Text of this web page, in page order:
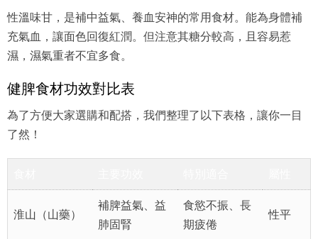
性溫味甘，是補中益氣、養血安神的常用食材。能為身體補
充氣血，讓面色回復紅潤。但注意其糖分較高，且容易惹
濕，濕氣重者不宜多食。
健脾食材功效對比表
為了方便大家選購和配搭，我們整理了以下表格，讓你一目
了然！
淮山（山藥）
補脾益氣、益
肺固腎
食慾不振、長
期疲倦
性平